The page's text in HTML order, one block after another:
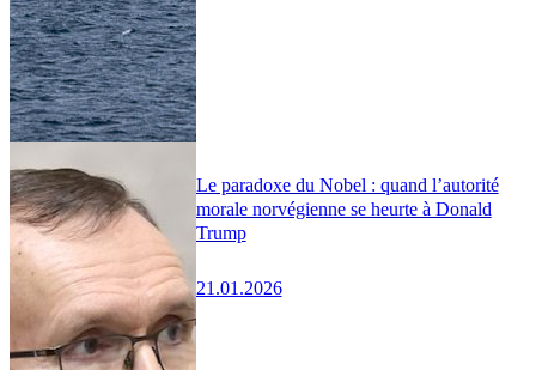
Le paradoxe du Nobel : quand l’autorité
morale norvégienne se heurte à Donald
Trump
21.01.2026